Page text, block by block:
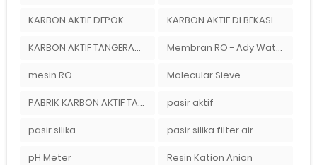
KARBON AKTIF DEPOK KARBON AKTIF DI BEKASI
KARBON AKTIF TANGERANG Membran RO - Ady Water
mesin RO Molecular Sieve
PABRIK KARBON AKTIF TANGERANG pasir aktif
pasir silika pasir silika filter air
pH Meter Resin Kation Anion